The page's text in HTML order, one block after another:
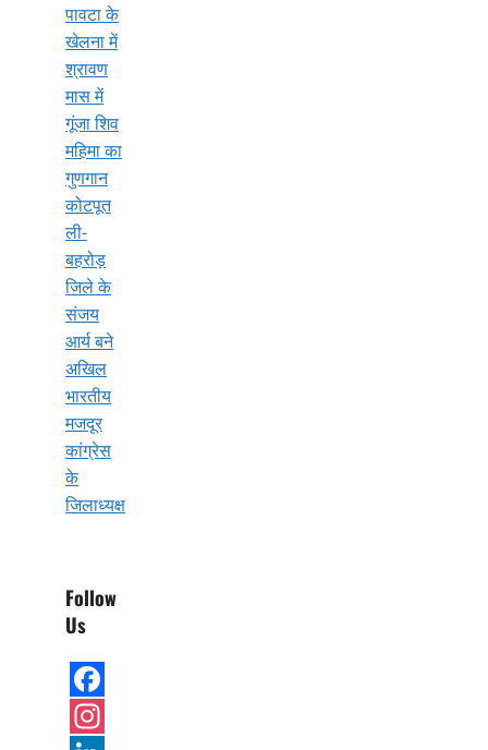
पावटा के
खेलना में
श्रावण
मास में
गूंजा शिव
महिमा का
गुणगान
कोटपूत
ली-
बहरोड़
जिले के
संजय
आर्य बने
अखिल
भारतीय
मजदूर
कांग्रेस
के
जिलाध्यक्ष
Follow
Us
Facebook